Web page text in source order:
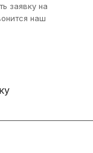
заявку на
наш